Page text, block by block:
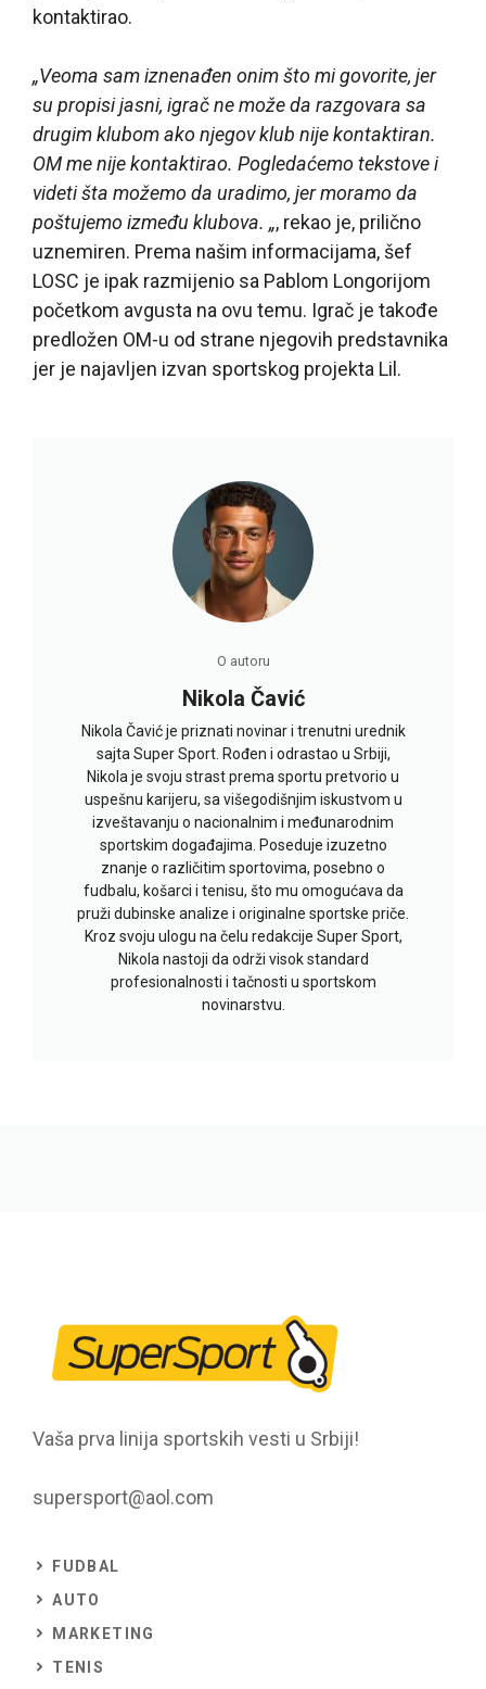
kontaktirao.
„Veoma sam iznenađen onim što mi govorite, jer
su propisi jasni, igrač ne može da razgovara sa
drugim klubom ako njegov klub nije kontaktiran.
OM me nije kontaktirao. Pogledaćemo tekstove i
videti šta možemo da uradimo, jer moramo da
poštujemo između klubova. „, rekao je, prilično
uznemiren. Prema našim informacijama, šef
LOSC je ipak razmijenio sa Pablom Longorijom
početkom avgusta na ovu temu. Igrač je takođe
predložen OM-u od strane njegovih predstavnika
jer je najavljen izvan sportskog projekta Lil.
O autoru
Nikola Čavić
Nikola Čavić je priznati novinar i trenutni urednik
sajta Super Sport. Rođen i odrastao u Srbiji,
Nikola je svoju strast prema sportu pretvorio u
uspešnu karijeru, sa višegodišnjim iskustvom u
izveštavanju o nacionalnim i međunarodnim
sportskim događajima. Poseduje izuzetno
znanje o različitim sportovima, posebno o
fudbalu, košarci i tenisu, što mu omogućava da
pruži dubinske analize i originalne sportske priče.
Kroz svoju ulogu na čelu redakcije Super Sport,
Nikola nastoji da održi visok standard
profesionalnosti i tačnosti u sportskom
novinarstvu.
Vaša prva linija sportskih vesti u Srbiji!
supersport@aol.com
FUDBAL
AUTO
MARKETING
TENIS